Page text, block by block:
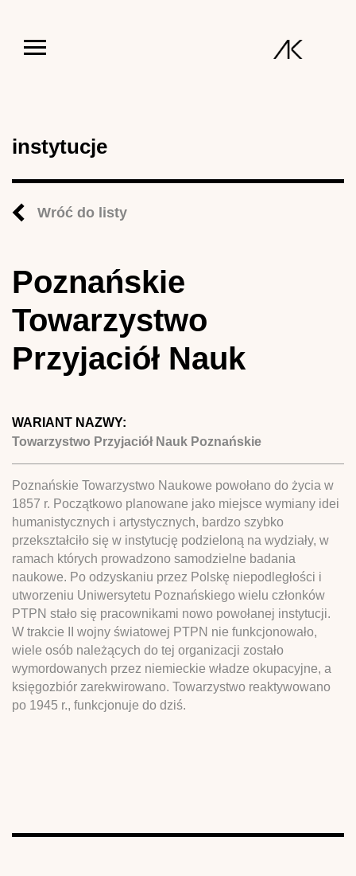
instytucje
Wróć do listy
Poznańskie
Towarzystwo
Przyjaciół Nauk
WARIANT NAZWY:
Towarzystwo Przyjaciół Nauk Poznańskie
Poznańskie Towarzystwo Naukowe powołano do życia w
1857 r. Początkowo planowane jako miejsce wymiany idei
humanistycznych i artystycznych, bardzo szybko
przekształciło się w instytucję podzieloną na wydziały, w
ramach których prowadzono samodzielne badania
naukowe. Po odzyskaniu przez Polskę niepodległości i
utworzeniu Uniwersytetu Poznańskiego wielu członków
PTPN stało się pracownikami nowo powołanej instytucji.
W trakcie II wojny światowej PTPN nie funkcjonowało,
wiele osób należących do tej organizacji zostało
wymordowanych przez niemieckie władze okupacyjne, a
księgozbiór zarekwirowano. Towarzystwo reaktywowano
po 1945 r., funkcjonuje do dziś.